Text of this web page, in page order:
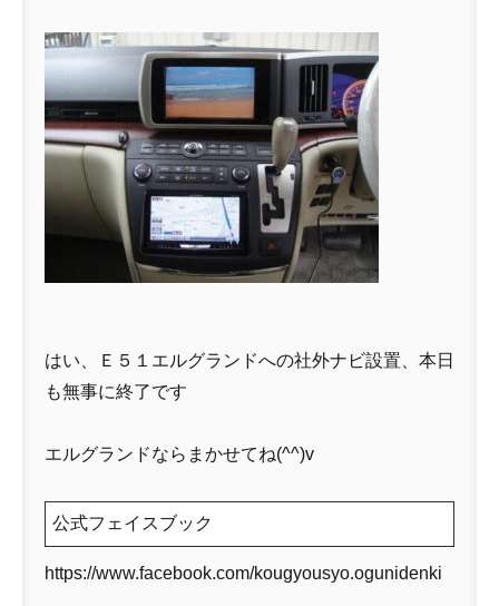
はい、Ｅ５１エルグランドへの社外ナビ設置、本日
も無事に終了です
エルグランドならまかせてね(^^)v
公式フェイスブック
https://www.facebook.com/kougyousyo.ogunidenki